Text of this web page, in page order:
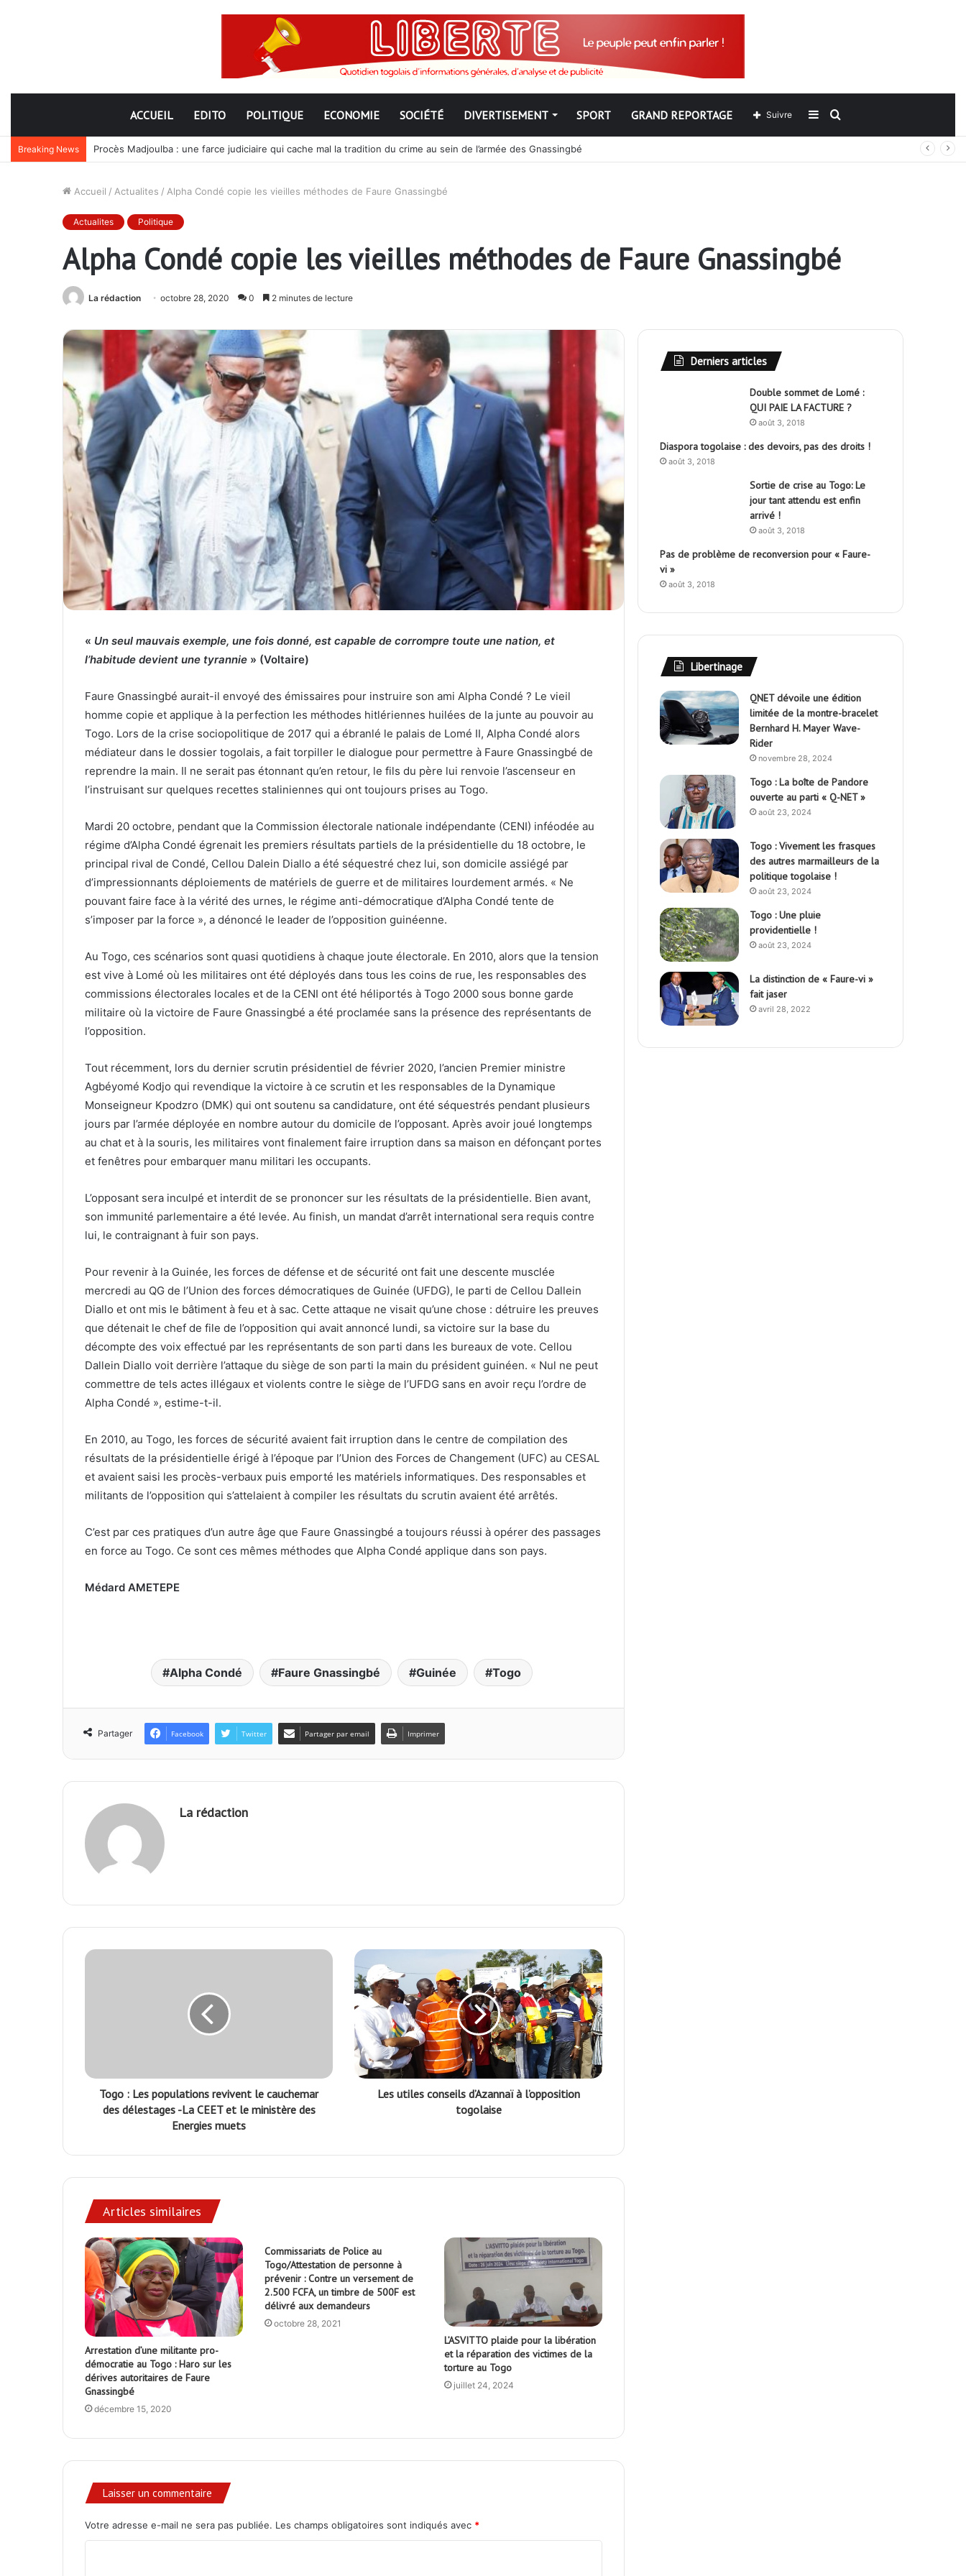
ACCUEIL EDITO POLITIQUE ECONOMIE SOCIÉTÉ DIVERTISEMENT SPORT GRAND REPORTAGE Rechercher
Sidebar
(barre
Suivre
Breaking News Procès Madjoulba : une farce judiciaire qui cache mal la tradition du crime au sein de l’armée des Gnassingbé
Accueil / Actualites / Alpha Condé copie les vieilles méthodes de Faure Gnassingbé
Actualites Politique
Alpha Condé copie les vieilles méthodes de Faure Gnassingbé
La rédaction octobre 28, 2020 0 2 minutes de lecture
« Un seul mauvais exemple, une fois donné, est capable de corrompre toute une nation, et
l’habitude devient une tyrannie » (Voltaire)
Faure Gnassingbé aurait-il envoyé des émissaires pour instruire son ami Alpha Condé ? Le vieil
homme copie et applique à la perfection les méthodes hitlériennes huilées de la junte au pouvoir au
Togo. Lors de la crise sociopolitique de 2017 qui a ébranlé le palais de Lomé II, Alpha Condé alors
médiateur dans le dossier togolais, a fait torpiller le dialogue pour permettre à Faure Gnassingbé de
reprendre la main. Il ne serait pas étonnant qu’en retour, le fils du père lui renvoie l’ascenseur en
l’instruisant sur quelques recettes staliniennes qui ont toujours prises au Togo.
Mardi 20 octobre, pendant que la Commission électorale nationale indépendante (CENI) inféodée au
régime d’Alpha Condé égrenait les premiers résultats partiels de la présidentielle du 18 octobre, le
principal rival de Condé, Cellou Dalein Diallo a été séquestré chez lui, son domicile assiégé par
d’impressionnants déploiements de matériels de guerre et de militaires lourdement armés. « Ne
pouvant faire face à la vérité des urnes, le régime anti-démocratique d’Alpha Condé tente de
s’imposer par la force », a dénoncé le leader de l’opposition guinéenne.
Au Togo, ces scénarios sont quasi quotidiens à chaque joute électorale. En 2010, alors que la tension
est vive à Lomé où les militaires ont été déployés dans tous les coins de rue, les responsables des
commissions électorales locales et de la CENI ont été héliportés à Togo 2000 sous bonne garde
militaire où la victoire de Faure Gnassingbé a été proclamée sans la présence des représentants de
l’opposition.
Tout récemment, lors du dernier scrutin présidentiel de février 2020, l’ancien Premier ministre
Agbéyomé Kodjo qui revendique la victoire à ce scrutin et les responsables de la Dynamique
Monseigneur Kpodzro (DMK) qui ont soutenu sa candidature, ont été séquestrés pendant plusieurs
jours par l’armée déployée en nombre autour du domicile de l’opposant. Après avoir joué longtemps
au chat et à la souris, les militaires vont finalement faire irruption dans sa maison en défonçant portes
et fenêtres pour embarquer manu militari les occupants.
L’opposant sera inculpé et interdit de se prononcer sur les résultats de la présidentielle. Bien avant,
son immunité parlementaire a été levée. Au finish, un mandat d’arrêt international sera requis contre
lui, le contraignant à fuir son pays.
Pour revenir à la Guinée, les forces de défense et de sécurité ont fait une descente musclée
mercredi au QG de l’Union des forces démocratiques de Guinée (UFDG), le parti de Cellou Dallein
Diallo et ont mis le bâtiment à feu et à sac. Cette attaque ne visait qu’une chose : détruire les preuves
que détenait le chef de file de l’opposition qui avait annoncé lundi, sa victoire sur la base du
décompte des voix effectué par les représentants de son parti dans les bureaux de vote. Cellou
Dallein Diallo voit derrière l’attaque du siège de son parti la main du président guinéen. « Nul ne peut
commettre de tels actes illégaux et violents contre le siège de l’UFDG sans en avoir reçu l’ordre de
Alpha Condé », estime-t-il.
En 2010, au Togo, les forces de sécurité avaient fait irruption dans le centre de compilation des
résultats de la présidentielle érigé à l’époque par l’Union des Forces de Changement (UFC) au CESAL
et avaient saisi les procès-verbaux puis emporté les matériels informatiques. Des responsables et
militants de l’opposition qui s’attelaient à compiler les résultats du scrutin avaient été arrêtés.
C’est par ces pratiques d’un autre âge que Faure Gnassingbé a toujours réussi à opérer des passages
en force au Togo. Ce sont ces mêmes méthodes que Alpha Condé applique dans son pays.
Médard AMETEPE
Alpha Condé Faure Gnassingbé Guinée Togo
Partager Facebook Twitter Partager par email Imprimer
La rédaction
Togo : Les populations revivent le cauchemar
des délestages -La CEET et le ministère des
Energies muets
Les utiles conseils d’Azannaï à l’opposition
togolaise
Articles similaires
Arrestation d’une militante pro-
démocratie au Togo : Haro sur les
dérives autoritaires de Faure
Gnassingbé
décembre 15, 2020
Commissariats de Police au
Togo/Attestation de personne à
prévenir : Contre un versement de
2.500 FCFA, un timbre de 500F est
délivré aux demandeurs
octobre 28, 2021
L’ASVITTO plaide pour la libération
et la réparation des victimes de la
torture au Togo
juillet 24, 2024
Laisser un commentaire
Votre adresse e-mail ne sera pas publiée. Les champs obligatoires sont indiqués avec *
Derniers articles
Double sommet de Lomé :
QUI PAIE LA FACTURE ?
août 3, 2018
Diaspora togolaise : des devoirs, pas des droits !
août 3, 2018
Sortie de crise au Togo: Le
jour tant attendu est enfin
arrivé !
août 3, 2018
Pas de problème de reconversion pour « Faure-
vi »
août 3, 2018
Libertinage
QNET dévoile une édition
limitée de la montre-bracelet
Bernhard H. Mayer Wave-
Rider
novembre 28, 2024
Togo : La boîte de Pandore
ouverte au parti « Q-NET »
août 23, 2024
Togo : Vivement les frasques
des autres marmailleurs de la
politique togolaise !
août 23, 2024
Togo : Une pluie
providentielle !
août 23, 2024
La distinction de « Faure-vi »
fait jaser
avril 28, 2022